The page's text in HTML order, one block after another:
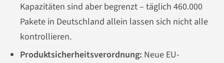
Kapazitäten sind aber begrenzt – täglich 460.000
Pakete in Deutschland allein lassen sich nicht alle
kontrollieren.
Produktsicherheitsverordnung: Neue EU-